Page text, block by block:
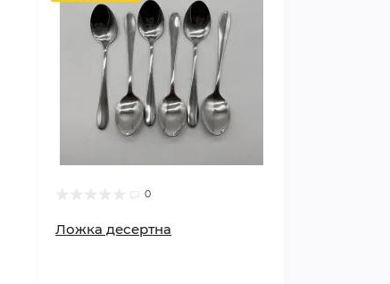
0
Ложка десертна